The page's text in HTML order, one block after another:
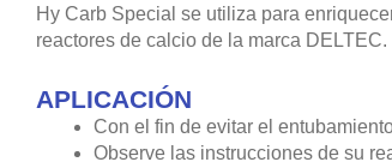
Hy Carb Special se utiliza para
reactores de calcio de la marca DELTEC.
APLICACIÓN
Con el fin de evitar el
Observe las instrucciones de su